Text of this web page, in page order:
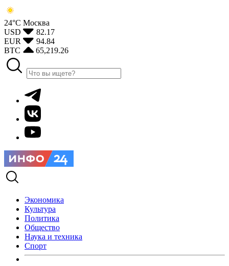
24°С Москва
USD
82.17
EUR
94.84
BTC
65,219.26
Экономика
Культура
Политика
Общество
Наука и техника
Спорт